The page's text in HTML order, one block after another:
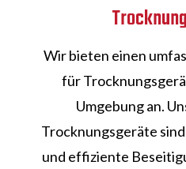
Wir bieten einen
für
Umgebung an.
Trocknungsgeräte
und effiziente